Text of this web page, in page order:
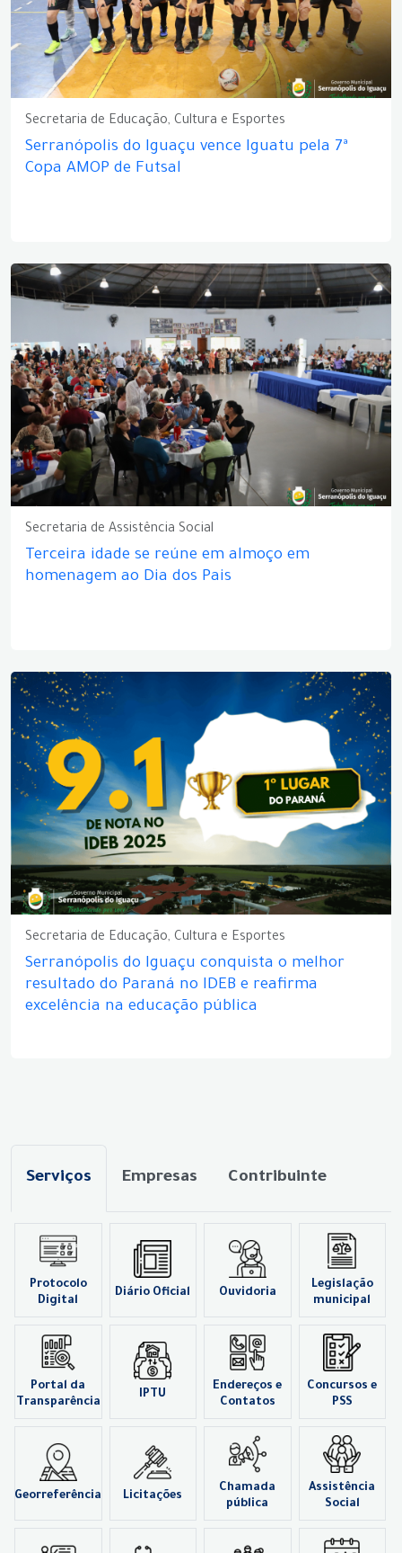
Secretaria de Educação, Cultura e Esportes
Serranópolis do Iguaçu vence Iguatu pela 7ª
Copa AMOP de Futsal
Secretaria de Assistência Social
Terceira idade se reúne em almoço em
homenagem ao Dia dos Pais
Secretaria de Educação, Cultura e Esportes
Serranópolis do Iguaçu conquista o melhor
resultado do Paraná no IDEB e reafirma
excelência na educação pública
Serviços Empresas Contribuinte
Protocolo
Digital
Diário Oficial Ouvidoria
Legislação
municipal
Portal da
Transparência
IPTU
Endereços e
Contatos
Concursos e
PSS
Georreferência Licitações
Chamada
pública
Assistência
Social